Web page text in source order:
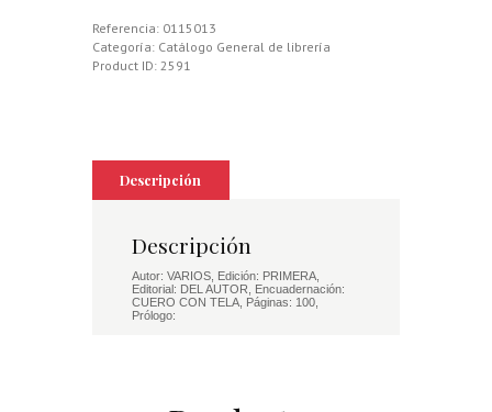
Referencia: 0115013
Categoría: Catálogo General de librería
Product ID: 2591
Descripción
Descripción
Autor: VARIOS, Edición: PRIMERA,
Editorial: DEL AUTOR, Encuadernación:
CUERO CON TELA, Páginas: 100,
Prólogo: